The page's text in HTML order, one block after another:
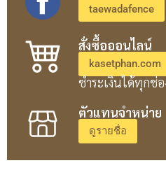
taewadafence
สั่งซื้อออนไลน์
kasetphan.com
ชำระเงินได้ทุกช่อ
ตัวแทนจำหน่าย
ดูรายชื่อ